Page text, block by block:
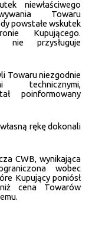
niewłaściwego
Towaru
powstałe wskutek
Kupującego.
nie przysługuje
Towaru niezgodnie
poinformowany
rękę dokonali
CWB, wynikająca
wobec
Kupujący poniósł
cena Towarów